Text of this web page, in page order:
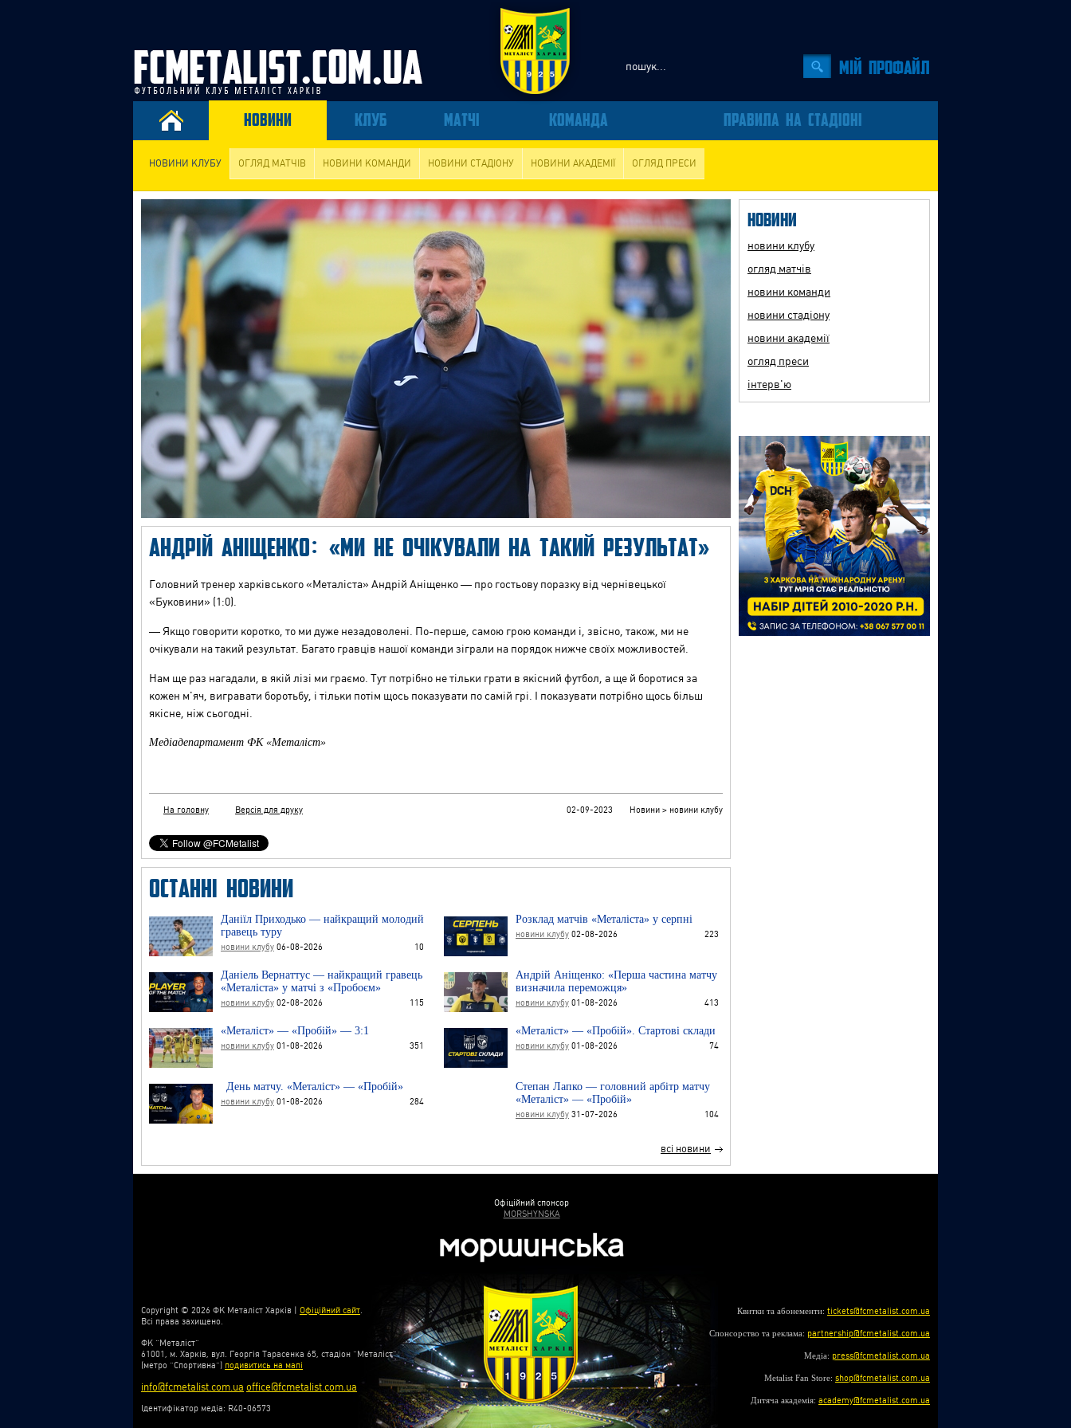
Мiй профайл
НОВИНИ КЛУБ МАТЧІ КОМАНДА ПРАВИЛА НА СТАДІОНІ
НОВИНИ КЛУБУ ОГЛЯД МАТЧІВ НОВИНИ КОМАНДИ НОВИНИ СТАДІОНУ НОВИНИ АКАДЕМІЇ ОГЛЯД ПРЕСИ
АНДРІЙ АНІЩЕНКО: «МИ НЕ ОЧІКУВАЛИ НА ТАКИЙ РЕЗУЛЬТАТ»
Головний тренер харківського «Металіста» Андрій Аніщенко — про гостьову поразку від чернівецької
«Буковини» (1:0).
— Якщо говорити коротко, то ми дуже незадоволені. По-перше, самою грою команди і, звісно, також, ми не
очікували на такий результат. Багато гравців нашої команди зіграли на порядок нижче своїх можливостей.
Нам ще раз нагадали, в якій лізі ми граємо. Тут потрібно не тільки грати в якісний футбол, а ще й боротися за
кожен м'яч, вигравати боротьбу, і тільки потім щось показувати по самій грі. І показувати потрібно щось більш
якісне, ніж сьогодні.
Медіадепартамент ФК «Металіст»
На головну Версія для друку 02-09-2023 Новини > новини клубу
ОСТАННІ НОВИНИ
Даніїл Приходько — найкращий молодий
гравець туру
новини клубу 06-08-2026 10
Розклад матчів «Металіста» у серпні
новини клубу 02-08-2026 223
Даніель Вернаттус — найкращий гравець
«Металіста» у матчі з «Пробоєм»
новини клубу 02-08-2026 115
Андрій Аніщенко: «Перша частина матчу
визначила переможця»
новини клубу 01-08-2026 413
«Металіст» — «Пробій» — 3:1
новини клубу 01-08-2026 351
«Металіст» — «Пробій». Стартові склади
новини клубу 01-08-2026 74
День матчу. «Металіст» — «Пробій»
новини клубу 01-08-2026 284
Степан Лапко — головний арбітр матчу
«Металіст» — «Пробій»
новини клубу 31-07-2026 104
всі новини
Новини
новини клубу
огляд матчів
новини команди
новини стадіону
новини академії
огляд преси
інтерв'ю
Офіційний спонсор
MORSHYNSKA
Copyright © 2026 ФК Металіст Харків | Офіційний сайт.
Всі права захищено.
ФК “Металіст”
61001, м. Харків, вул. Георгія Тарасенка 65, стадіон “Металіст”
(метро “Спортивна”) подивитись на мапі
info@fcmetalist.com.ua office@fcmetalist.com.ua
Ідентифікатор медіа: R40-06573
Квитки та абонементи: tickets@fcmetalist.com.ua
Спонсорство та реклама: partnership@fcmetalist.com.ua
Медіа: press@fcmetalist.com.ua
Metalist Fan Store: shop@fcmetalist.com.ua
Дитяча академія: academy@fcmetalist.com.ua